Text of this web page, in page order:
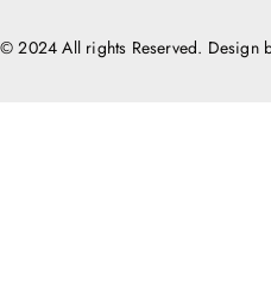
© 2024 All rights Reserved. Design